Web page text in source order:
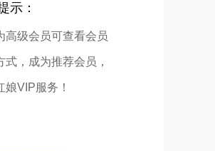
示：
高级会员可查看会员
式，成为推荐会员，
娘VIP服务！